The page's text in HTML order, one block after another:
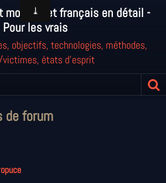
mondial et français en détail -
Pour les vrais
objectifs, technologies, méthodes,
états d'esprit
de forum